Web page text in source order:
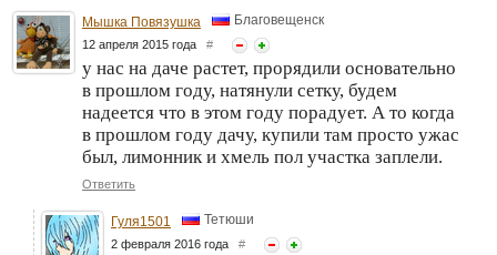
Мышка Повязушка Благовещенск
12 апреля 2015 года #
у нас на даче растет, прорядили основательно
в прошлом году, натянули сетку, будем
надеется что в этом году порадует. А то когда
в прошлом году дачу, купили там просто ужас
был, лимонник и хмель пол участка заплели.
Ответить
Гуля1501 Тетюши
2 февраля 2016 года #